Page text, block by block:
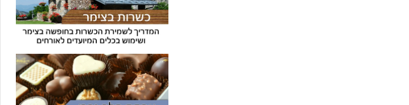
עוזר הכשרות של כושרות
🪲 בדיקת חרקים
חרקים בפירות, ירקות וקטניות